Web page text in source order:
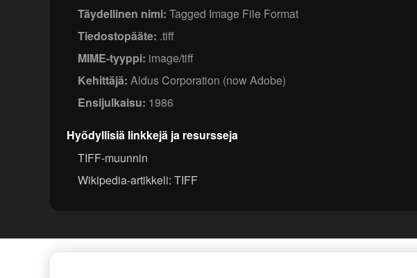
Täydellinen nimi: Tagged Image File Format
Tiedostopääte: .tiff
MIME-tyyppi: image/tiff
Kehittäjä: Aldus Corporation (now Adobe)
Ensijulkaisu: 1986
Hyödyllisiä linkkejä ja resursseja
TIFF-muunnin
Wikipedia-artikkeli: TIFF